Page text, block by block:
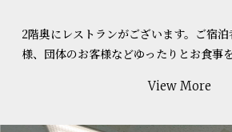
2階奥にレストランがございます。ご宿
様、団体のお客様などゆったりとお食事
View More